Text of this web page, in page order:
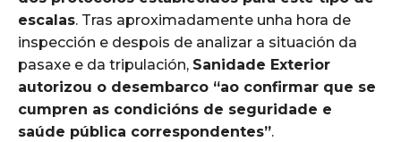
escalas. Tras aproximadamente unha hora de
inspección e despois de analizar a situación da
pasaxe e da tripulación, Sanidade Exterior
autorizou o desembarco “ao confirmar que se
cumpren as condicións de seguridade e
saúde pública correspondentes”.